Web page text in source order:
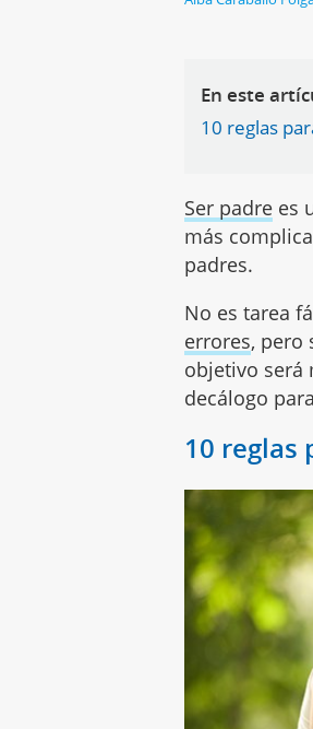
En este
10 reglas
Ser padre es
más
padres.
No es tarea
errores, pero
objetivo será
decálogo
10 reglas